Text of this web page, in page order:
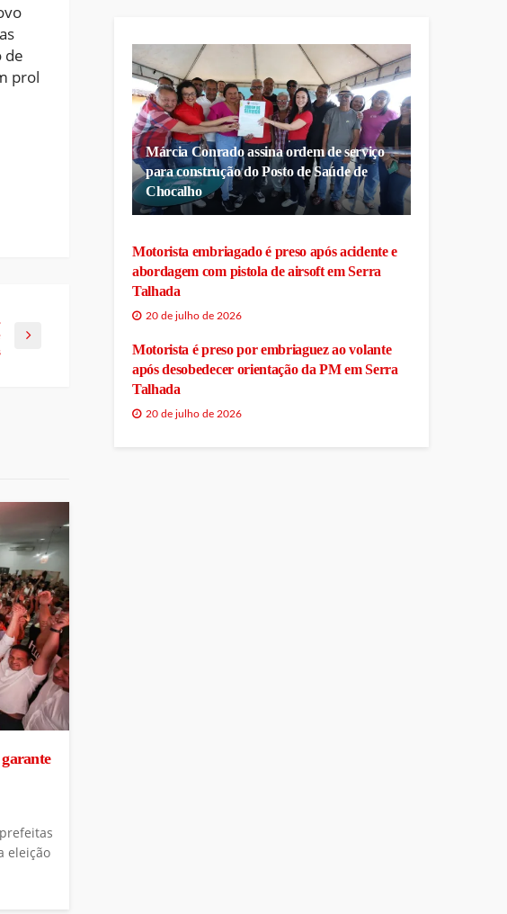
de
prol
eleição
Márcia Conrado assina ordem de serviço
para construção do Posto de Saúde de
Chocalho
Motorista embriagado é preso após acidente e
abordagem com pistola de airsoft em Serra
Talhada
20 de julho de 2026
Motorista é preso por embriaguez ao volante
após desobedecer orientação da PM em Serra
Talhada
20 de julho de 2026